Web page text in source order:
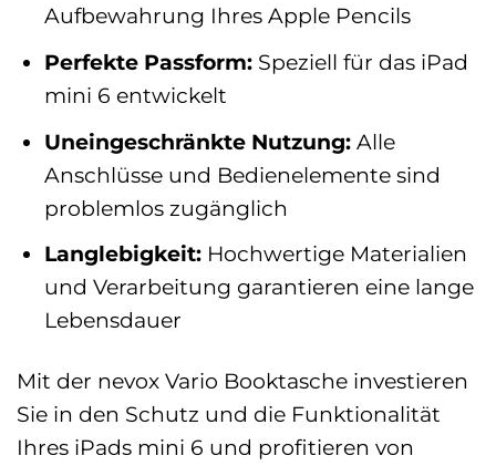
Aufbewahrung Ihres Apple Pencils
Perfekte Passform: Speziell für das iPad
mini 6 entwickelt
Uneingeschränkte Nutzung: Alle
Anschlüsse und Bedienelemente sind
problemlos zugänglich
Langlebigkeit: Hochwertige Materialien
und Verarbeitung garantieren eine lange
Lebensdauer
Mit der nevox Vario Booktasche investieren
Sie in den Schutz und die Funktionalität
Ihres iPads mini 6 und profitieren von